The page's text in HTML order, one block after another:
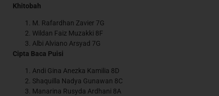
Khitobah
M. Rafardhan Zavier 7G
Wildan Faiz Muzakki 8F
Albi Alviano Arsyad 7G
Cipta Baca Puisi
Andi Gina Anezka Kamilia 8D
Shaquilla Nadya Gunawan 8C
Manarina Rusyda Ardhani 8A